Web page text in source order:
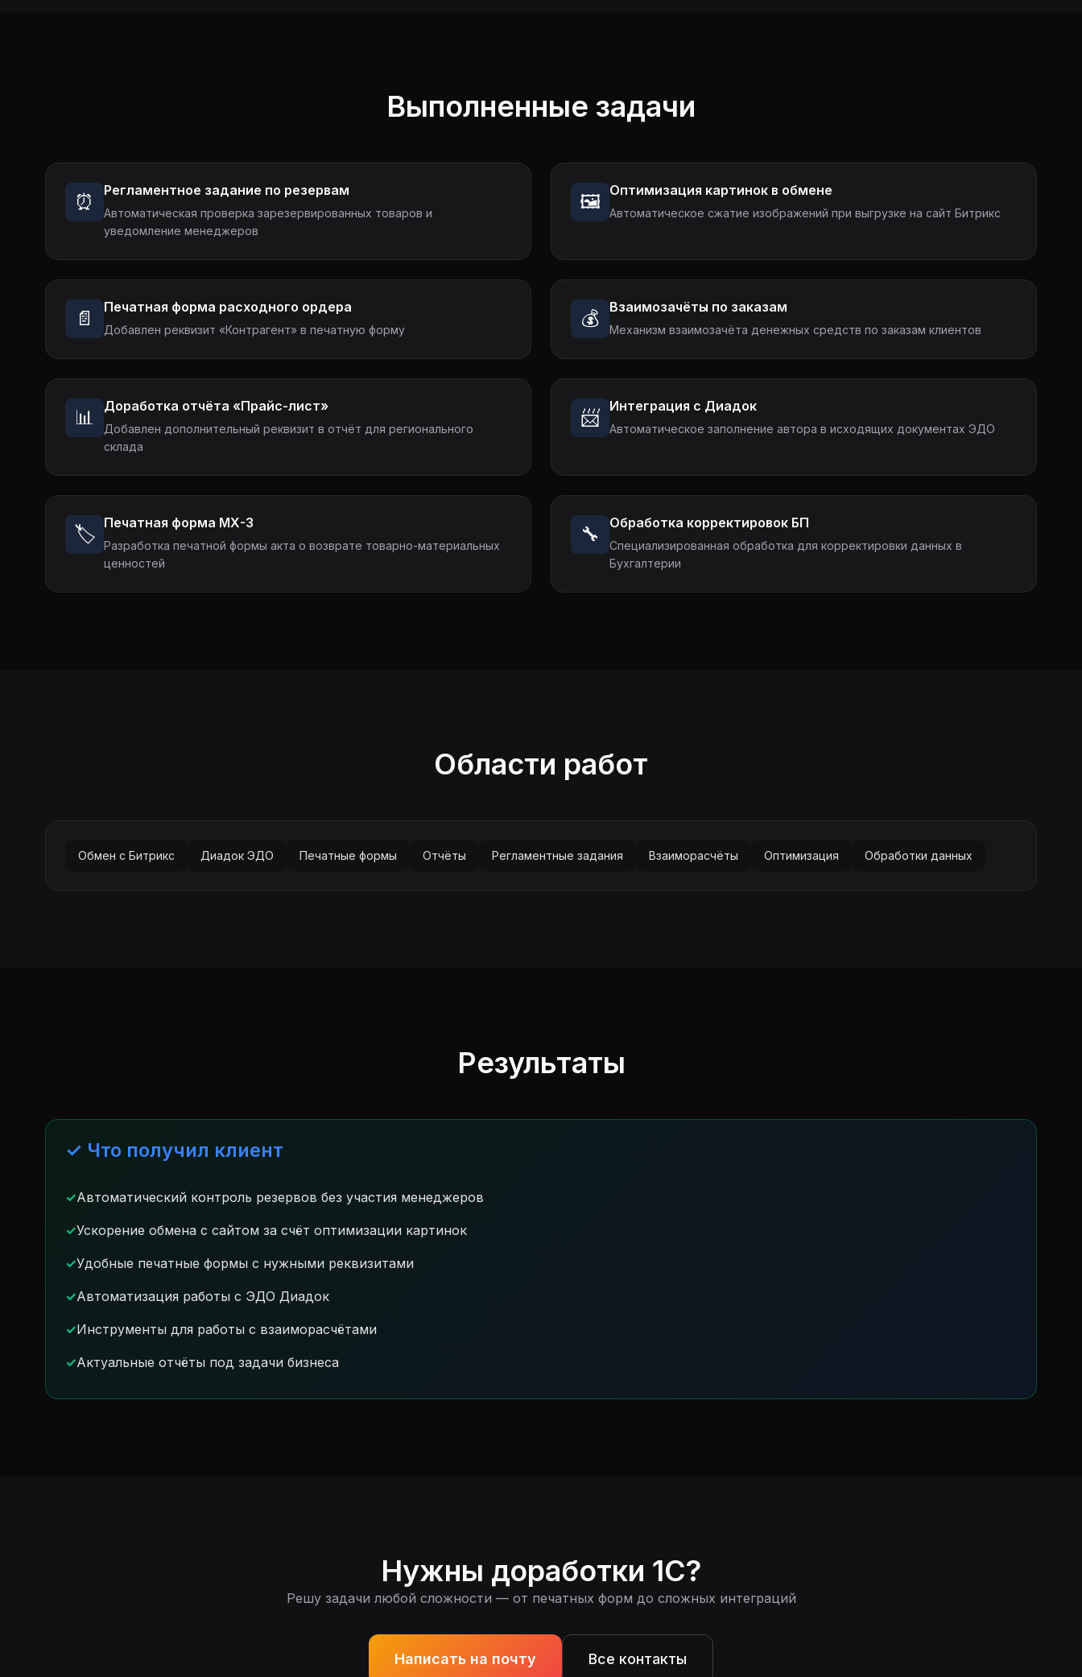
Выполненные задачи
⏰ Регламентное задание по резервам
Автоматическая проверка зарезервированных товаров и
уведомление менеджеров
🖼️ Оптимизация картинок в обмене
Автоматическое сжатие изображений при выгрузке на сайт Битрикс
📄 Печатная форма расходного ордера
Добавлен реквизит «Контрагент» в печатную форму 💰 Взаимозачёты по заказам
Механизм взаимозачёта денежных средств по заказам клиентов
📊 Доработка отчёта «Прайс-лист»
Добавлен дополнительный реквизит в отчёт для регионального
склада
📨 Интеграция с Диадок
Автоматическое заполнение автора в исходящих документах ЭДО
🏷️ Печатная форма МХ-3
Разработка печатной формы акта о возврате товарно-материальных
ценностей
🔧 Обработка корректировок БП
Специализированная обработка для корректировки данных в
Бухгалтерии
Области работ
Обмен с Битрикс Диадок ЭДО Печатные формы Отчёты Регламентные задания Взаиморасчёты Оптимизация Обработки данных
Результаты
✓ Что получил клиент
Автоматический контроль резервов без участия менеджеров
Ускорение обмена с сайтом за счёт оптимизации картинок
Удобные печатные формы с нужными реквизитами
Автоматизация работы с ЭДО Диадок
Инструменты для работы с взаиморасчётами
Актуальные отчёты под задачи бизнеса
Нужны доработки 1С?
Решу задачи любой сложности — от печатных форм до сложных интеграций
Написать на почту Все контакты